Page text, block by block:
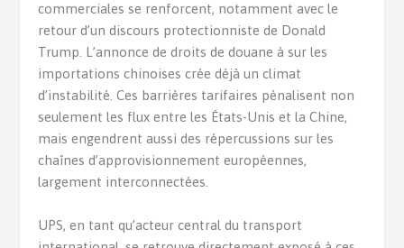
commerciales se renforcent, notamment avec le
retour d’un discours protectionniste de Donald
Trump. L’annonce de droits de douane à sur les
importations chinoises crée déjà un climat
d’instabilité. Ces barrières tarifaires pénalisent non
seulement les flux entre les États-Unis et la Chine,
mais engendrent aussi des répercussions sur les
chaînes d’approvisionnement européennes,
largement interconnectées.
UPS, en tant qu’acteur central du transport